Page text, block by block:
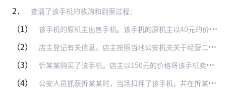
2． 查清了该手机的收购和到案过程：
（1） 该手机的原机主出售手机。该手机的原机主以40元的价格将该手机卖给了二手手机店。
（2） 店主登记有关信息。店主按照当地公安机关关于经营二手手机的要求填写了《旧货交易凭证》，登记了该手机的原机主的身份证号码3425237511276xx和该手机的电子…
（3） 忻某某购买了该手机。店主以150元的价格将该手机卖出，经店主辨认，忻某某就是购买该手机的人。
（4） 公安人员抓获忻某某时，当场扣押了该手机，并在忻某某家中提取了店主写的150元的手机收款收据。